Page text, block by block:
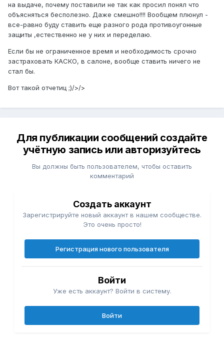
на выдаче, почему поставили не так как просил понял что
объясняться бесполезно. Даже смешно!!!! Вообщем плюнул -
все-равно буду ставить еще разного рода противоугонные
защиты ,естественно не у них и переделаю.
Если бы не ограниченное время и необходимость срочно
застраховать КАСКО, в салоне, вообще ставить ничего не
стал бы.
Вот такой отчетиц ;)/>/>
Для публикации сообщений создайте
учётную запись или авторизуйтесь
Вы должны быть пользователем, чтобы оставить
комментарий
Создать аккаунт
Зарегистрируйте новый аккаунт в нашем сообществе.
Это очень просто!
Регистрация нового пользователя
Войти
Уже есть аккаунт? Войти в систему.
Войти